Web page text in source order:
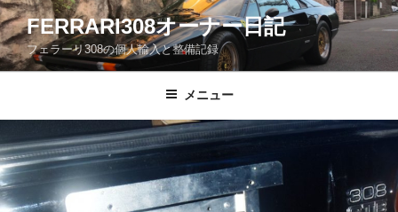
コ
ン
テ
ン
キ
ッ
プ
FERRARI308オーナー日記
フェラーリ308の個人輸入と整備記録
メニュー